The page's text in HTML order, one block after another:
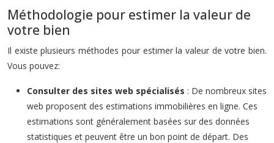
Méthodologie pour estimer la valeur de
votre bien
Il existe plusieurs méthodes pour estimer la valeur de votre bien.
Vous pouvez:
Consulter des sites web spécialisés : De nombreux sites
web proposent des estimations immobilières en ligne. Ces
estimations sont généralement basées sur des données
statistiques et peuvent être un bon point de départ. Des